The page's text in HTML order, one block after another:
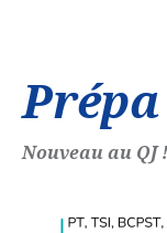
Nouveau au QJ !